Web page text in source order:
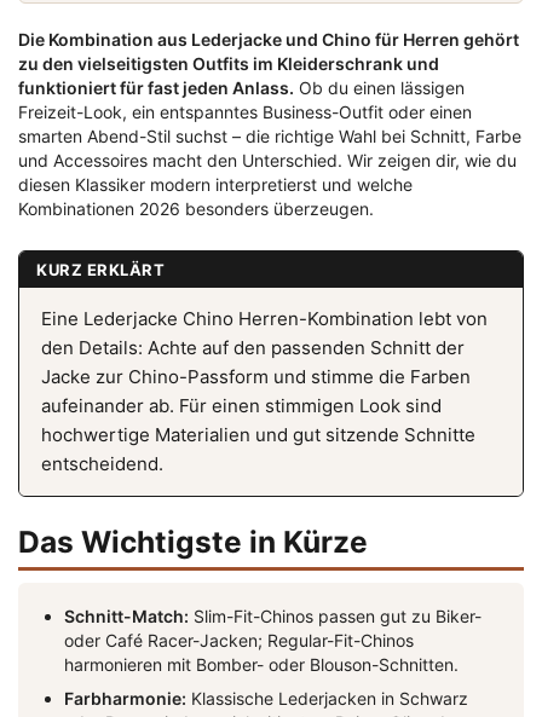
Die Kombination aus Lederjacke und Chino für Herren gehört
zu den vielseitigsten Outfits im Kleiderschrank und
funktioniert für fast jeden Anlass. Ob du einen lässigen
Freizeit-Look, ein entspanntes Business-Outfit oder einen
smarten Abend-Stil suchst – die richtige Wahl bei Schnitt, Farbe
und Accessoires macht den Unterschied. Wir zeigen dir, wie du
diesen Klassiker modern interpretierst und welche
Kombinationen 2026 besonders überzeugen.
KURZ ERKLÄRT
Eine Lederjacke Chino Herren-Kombination lebt von
den Details: Achte auf den passenden Schnitt der
Jacke zur Chino-Passform und stimme die Farben
aufeinander ab. Für einen stimmigen Look sind
hochwertige Materialien und gut sitzende Schnitte
entscheidend.
Das Wichtigste in Kürze
Schnitt-Match: Slim-Fit-Chinos passen gut zu Biker-
oder Café Racer-Jacken; Regular-Fit-Chinos
harmonieren mit Bomber- oder Blouson-Schnitten.
Farbharmonie: Klassische Lederjacken in Schwarz